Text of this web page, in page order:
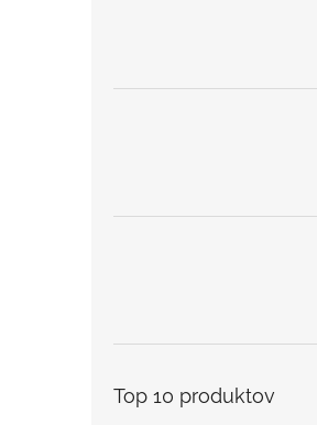
Top 10 produktov